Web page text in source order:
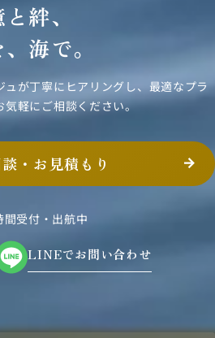
絆、
海で。
が丁寧にヒアリングし、 最適なプラ
気軽にご相談ください。
・お見積もり
間受付・出航中
LINEでお問い合わせ